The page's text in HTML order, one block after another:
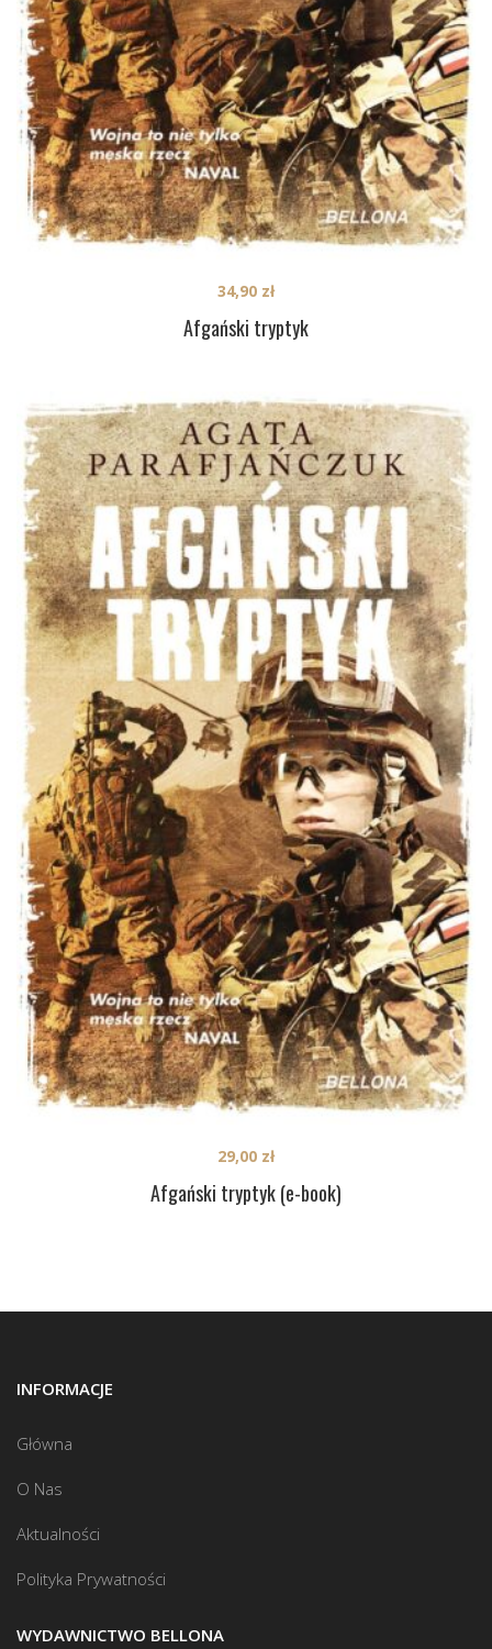
Afgański tryptyk
34,90 zł
Afgański tryptyk (e-book)
29,00 zł
INFORMACJE
Główna
O Nas
Aktualności
Polityka Prywatności
WYDAWNICTWO BELLONA